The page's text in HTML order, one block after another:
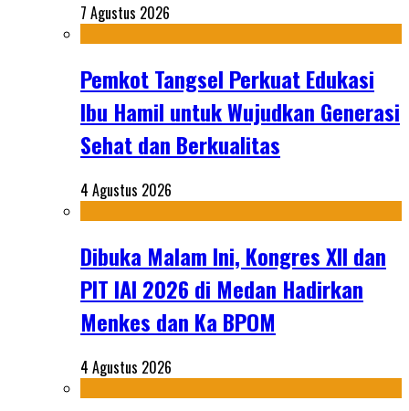
7 Agustus 2026
Pemkot Tangsel Perkuat Edukasi
Ibu Hamil untuk Wujudkan Generasi
Sehat dan Berkualitas
4 Agustus 2026
Dibuka Malam Ini, Kongres XII dan
PIT IAI 2026 di Medan Hadirkan
Menkes dan Ka BPOM
4 Agustus 2026